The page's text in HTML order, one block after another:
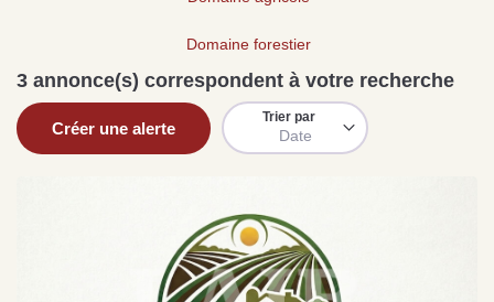
Lire la suite
Estimez votre bien en ligne.
Rapide et gratuit, recevez votre estimation
Domaine forestier
3 annonce(s) correspondent à votre recherche
Créer une alerte
Trier par
Date